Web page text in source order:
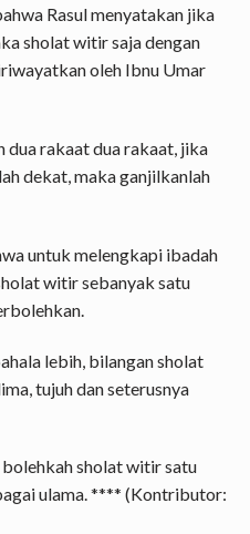
Rasul menyatakan jika
sholat witir saja dengan
oleh Ibnu Umar
dua rakaat dua rakaat, jika
dekat, maka ganjilkanlah
untuk melengkapi ibadah
witir sebanyak satu
lebih, bilangan sholat
tujuh dan seterusnya
sholat witir satu
ulama. **** (Kontributor: